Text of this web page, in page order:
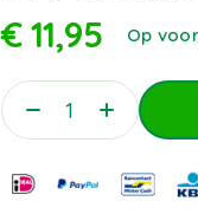
€11,95 Op